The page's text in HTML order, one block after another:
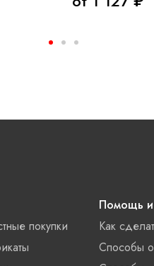
покупки
Помощь и
Как
Способы